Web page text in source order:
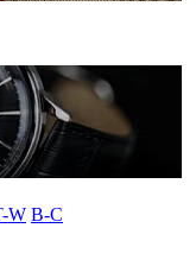
W В-С